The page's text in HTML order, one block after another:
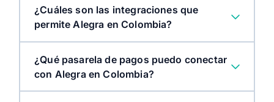
Alegra Academy con cursos, tutoriales y
hablar con un asesor
¿Cuáles son las integraciones que
permite Alegra en Colombia?
¿Qué pasarela de pagos puedo conectar
con Alegra en Colombia?